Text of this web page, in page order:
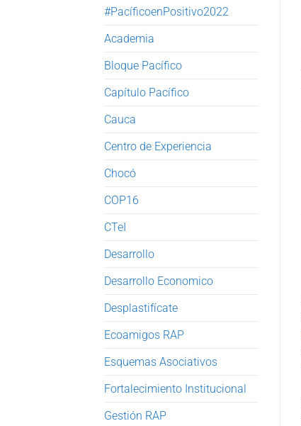
#PacíficoenPositivo2022
Academia
Bloque Pacífico
Capítulo Pacífico
Cauca
Centro de Experiencia
Chocó
COP16
CTeI
Desarrollo
Desarrollo Economico
Desplastifícate
Ecoamigos RAP
Esquemas Asociativos
Fortalecimiento Institucional
Gestión RAP